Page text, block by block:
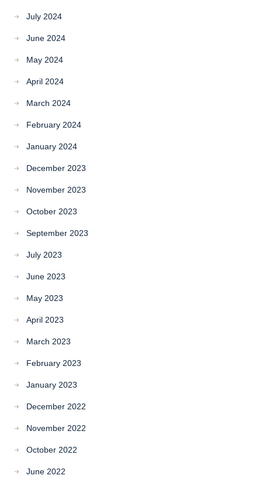
July 2024
June 2024
May 2024
April 2024
March 2024
February 2024
January 2024
December 2023
November 2023
October 2023
September 2023
July 2023
June 2023
May 2023
April 2023
March 2023
February 2023
January 2023
December 2022
November 2022
October 2022
June 2022